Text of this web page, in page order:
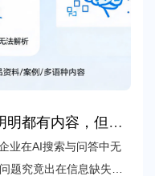
明都有内容，但在
被准确识别？
业在AI搜索与问答中无
题究竟出在信息缺失、